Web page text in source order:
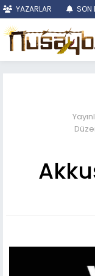
YAZARLAR SON